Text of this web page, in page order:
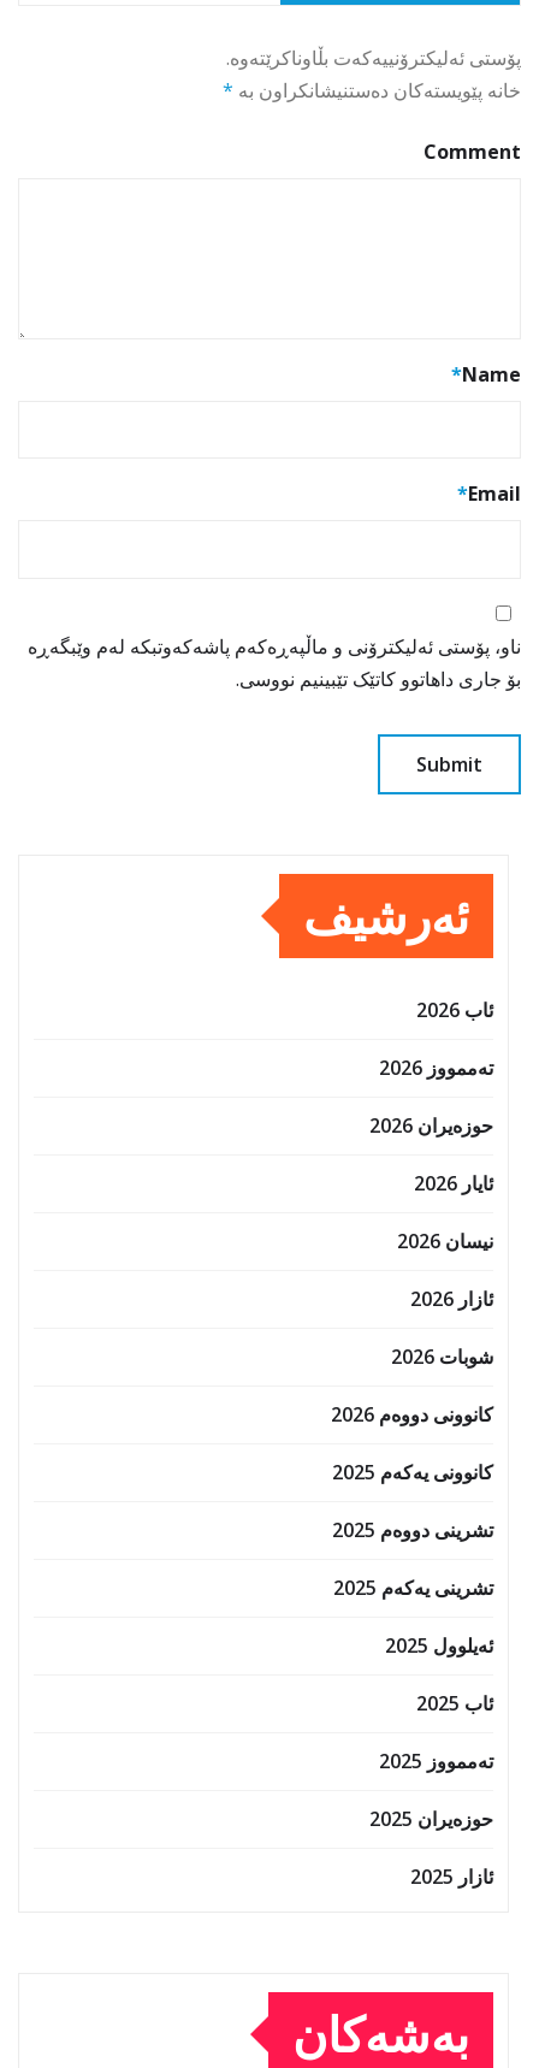
پۆستی ئەلیکترۆنییەکەت بڵاوناکرێتەوە.
خانە پێویستەکان دەستنیشانکراون بە *
Comment
Name
*
Email
*
ناو، پۆستی ئەلیکترۆنی و ماڵپەڕەکەم پاشەکەوتبکە لەم وێبگەڕە
بۆ جاری داهاتوو کاتێک تێبینیم نووسی.
ئەرشیف
ئاب 2026
تەممووز 2026
حوزه‌یران 2026
ئایار 2026
نیسان 2026
ئازار 2026
شوبات 2026
کانوونی دووەم 2026
کانوونی یەکەم 2025
تشرینی دووەم 2025
تشرینی یەکەم 2025
ئەیلوول 2025
ئاب 2025
تەممووز 2025
حوزه‌یران 2025
ئازار 2025
بەشەکان